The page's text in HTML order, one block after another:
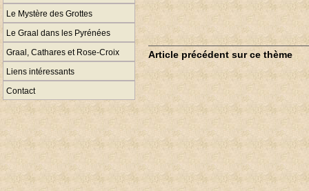
Le Mystère des Grottes
Le Graal dans les Pyrénées
Graal, Cathares et Rose-Croix
Liens intéressants
Contact
Article précédent sur ce thème